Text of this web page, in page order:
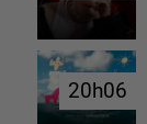
20h06
20h06